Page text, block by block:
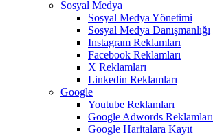
Sosyal Medya
Sosyal Medya Yönetimi
Sosyal Medya Danışmanlığı
Instagram Reklamları
Facebook Reklamları
X Reklamları
Linkedin Reklamları
Google
Youtube Reklamları
Google Adwords Reklamları
Google Haritalara Kayıt